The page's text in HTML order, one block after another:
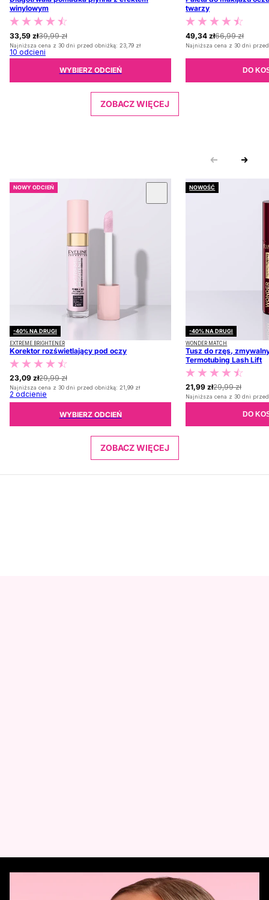
winylowym
39,99 zł
33,59 zł
Najniższa cena z 30 dni przed obniżką: 23,79 zł
10 odcieni
WYBIERZ ODCIEŃ
twarzy
66,99 zł
49,34 zł
Najniższa cena z 30 dni
DO
ZOBACZ WIĘCEJ
NOWY ODCIEŃ
-40% NA DRUGI
EXTREME BRIGHTENER
Korektor rozświetlający pod oczy
29,99 zł
23,09 zł
Najniższa cena z 30 dni przed obniżką: 21,99 zł
2 odcienie
WYBIERZ ODCIEŃ
NOWOŚĆ
-40% NA DRUGI
WONDER MATCH
Tusz do rzęs,
Termotubing Lash Lift
29,99 zł
21,99 zł
Najniższa cena z 30 dni
DO
ZOBACZ WIĘCEJ